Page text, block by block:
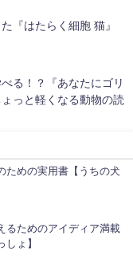
『はたらく細胞 猫』
る！？『あなたにゴリ
っと軽くなる動物の読
ための実用書【うちの犬
るためのアイディア満載
しょ】